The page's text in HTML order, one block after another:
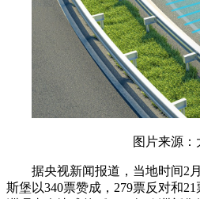
图片来源：
据央视新闻报道，当地时间2
斯堡以340票赞成，279票反对和